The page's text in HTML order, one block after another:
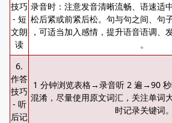
技巧
- 短
文朗
读
录音时：注意发音清晰流畅、语速适
松后紧或前紧后松。句与句之间、句
，可适当加入感情，提升语音语调、
。
6.
作答
技巧
- 听
后记
1 分钟浏览表格→录音听 2 遍→90 秒
混淆，尽量使用原文词汇，关注单词
时记录关键词。